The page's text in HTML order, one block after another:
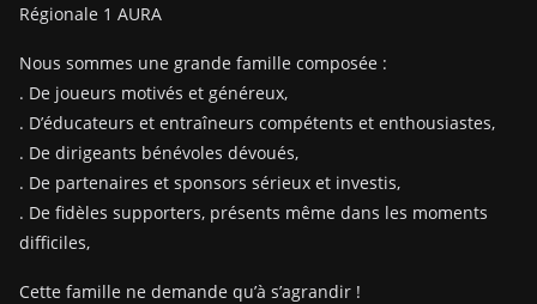
Régionale 1 AURA
Nous sommes une grande famille composée :
. De joueurs motivés et généreux,
. D’éducateurs et entraîneurs compétents et enthousiastes,
. De dirigeants bénévoles dévoués,
. De partenaires et sponsors sérieux et investis,
. De fidèles supporters, présents même dans les moments
difficiles,
Cette famille ne demande qu’à s’agrandir !